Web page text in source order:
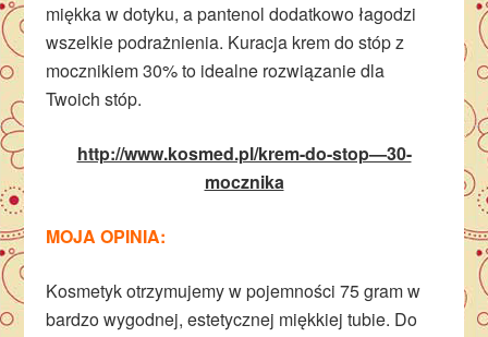
miękka w dotyku, a pantenol dodatkowo łagodzi
wszelkie podrażnienia. Kuracja krem do stóp z
mocznikiem 30% to idealne rozwiązanie dla
Twoich stóp.
http://www.kosmed.pl/krem-do-stop—30-
mocznika
MOJA OPINIA:
Kosmetyk otrzymujemy w pojemności 75 gram w
bardzo wygodnej, estetycznej miękkiej tubie. Do